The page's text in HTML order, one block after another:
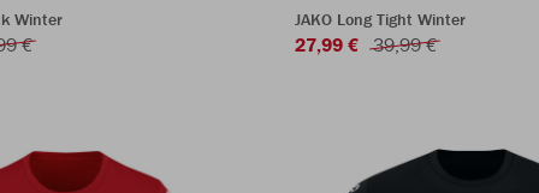
Winter
€
JAKO Long Tight Winter
27,99 € 39,99 €